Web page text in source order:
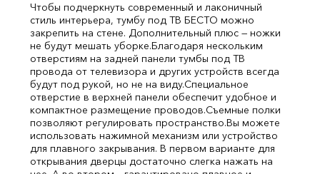
Чтобы подчеркнуть современный и лаконичный
стиль интерьера, тумбу под ТВ БЕСТО можно
закрепить на стене. Дополнительный плюс — ножки
не будут мешать уборке.Благодаря нескольким
отверстиям на задней панели тумбы под ТВ
провода от телевизора и других устройств всегда
будут под рукой, но не на виду.Специальное
отверстие в верхней панели обеспечит удобное и
компактное размещение проводов.Съемные полки
позволяют регулировать пространство.Вы можете
использовать нажимной механизм или устройство
для плавного закрывания. В первом варианте для
открывания дверцы достаточно слегка нажать на